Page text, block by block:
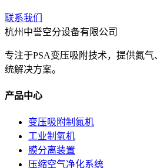
联系我们
杭州中誉空分设备有限公司
专注于PSA变压吸附技术，提供氮
统解决方案。
产品中心
变压吸附制氮机
工业制氧机
膜分离装置
压缩空气净化系统